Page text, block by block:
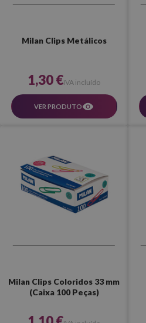
Milan Clips Metálicos
1,30 €IVA incluído
VER PRODUTO
Milan Clips Coloridos 33 mm
(Caixa 100 Peças)